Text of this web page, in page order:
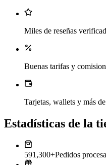
Miles de reseñas
Buenas tarifas y
Tarjetas, wallets y más
Estadísticas de la
591,300+Pedidos